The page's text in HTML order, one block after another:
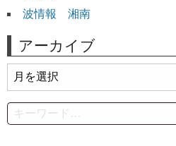
波情報 湘南
アーカイブ
ー
カ
イ
Search